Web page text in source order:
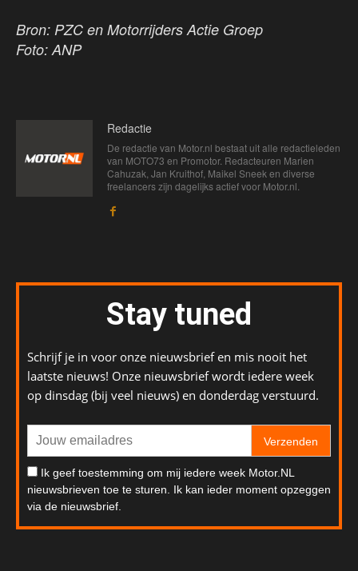
Bron: PZC en Motorrijders Actie Groep
Foto: ANP
Redactie
De redactie van Motor.nl bestaat uit alle redactieleden
van MOTO73 en Promotor. Redacteuren Marien
Cahuzak, Jan Kruithof, Maikel Sneek en diverse
freelancers zijn dagelijks actief voor Motor.nl.
Stay tuned
Schrijf je in voor onze nieuwsbrief en mis nooit het
laatste nieuws! Onze nieuwsbrief wordt iedere week
op dinsdag (bij veel nieuws) en donderdag verstuurd.
Verzenden
Ik geef toestemming om mij iedere week Motor.NL
nieuwsbrieven toe te sturen. Ik kan ieder moment opzeggen
via de nieuwsbrief.